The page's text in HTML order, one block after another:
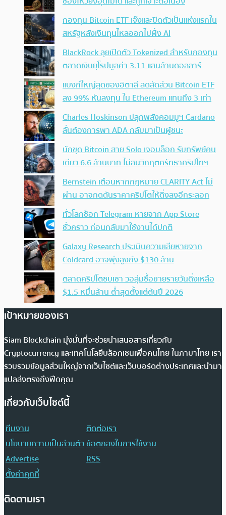
กองทุน Bitcoin ETF เจ๊งและปิดตัวเป็นแห่งแรกใน
สหรัฐหลังเงินทุนไหลออกไปฝั่ง AI
BlackRock ลุยเปิดตัว Tokenized สำหรับกองทุน
ตลาดเงินยุโรปมูลค่า 3.11 แสนล้านดอลลาร์
แบงก์ใหญ่สุดของอิตาลี ลดสัดส่วน Bitcoin ETF
ลง 99% หันลงทุน ใน Ethereum แทนถึง 3 เท่า
Charles Hoskinson ปลุกพลังคอมมูฯ Cardano
ลั่นต้องการพา ADA กลับมาเป็นผู้ชนะ
นักขุด Bitcoin สาย Solo เจอบล็อก รับทรัพย์คน
เดียว 6.6 ล้านบาท ไม่สนวิกฤตศรัทธาคริปโทฯ
Bernstein เตือนหากกฎหมาย CLARITY Act ไม่
ผ่าน อาจกดดันราคาคริปโตให้ดิ่งลงอีกระลอก
ทั่วโลกช็อก Telegram หายจาก App Store
ชั่วคราว ก่อนกลับมาใช้งานได้ปกติ
Galaxy Research ประเมินความเสียหายจาก
Coldcard อาจพุ่งสูงถึง $130 ล้าน
ตลาดคริปโตซบเซา วอลุ่มซื้อขายรายวันดิ่งเหลือ
$1.5 หมื่นล้าน ต่ำสุดตั้งแต่ต้นปี 2026
เป้าหมายของเรา
Siam Blockchain มุ่งมั่นที่จะช่วยนำเสนอสารเกี่ยวกับ
Cryptocurrency และเทคโนโลยีบล็อกเชนเพื่อคนไทย ในภาษาไทย เรา
รวบรวมข้อมูลส่วนใหญ่จากเว็บไซต์และเว็บบอร์ดต่างประเทศและนำมา
แปลส่งตรงถึงฟีดคุณ
เกี่ยวกับเว็บไซต์นี้
ทีมงาน
ติดต่อเรา
นโยบายความเป็นส่วนตัวข้อตกลงในการใช้งาน
Advertise
RSS
ตั้งค่าคุกกี้
ติดตามเรา